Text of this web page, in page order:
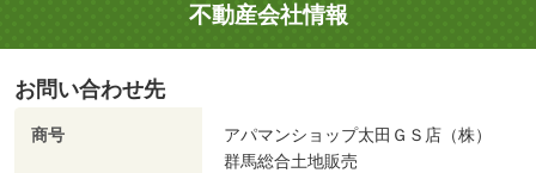
不動産会社情報
お問い合わせ先
商号
アパマンショップ太田ＧＳ店（株）
群馬総合土地販売